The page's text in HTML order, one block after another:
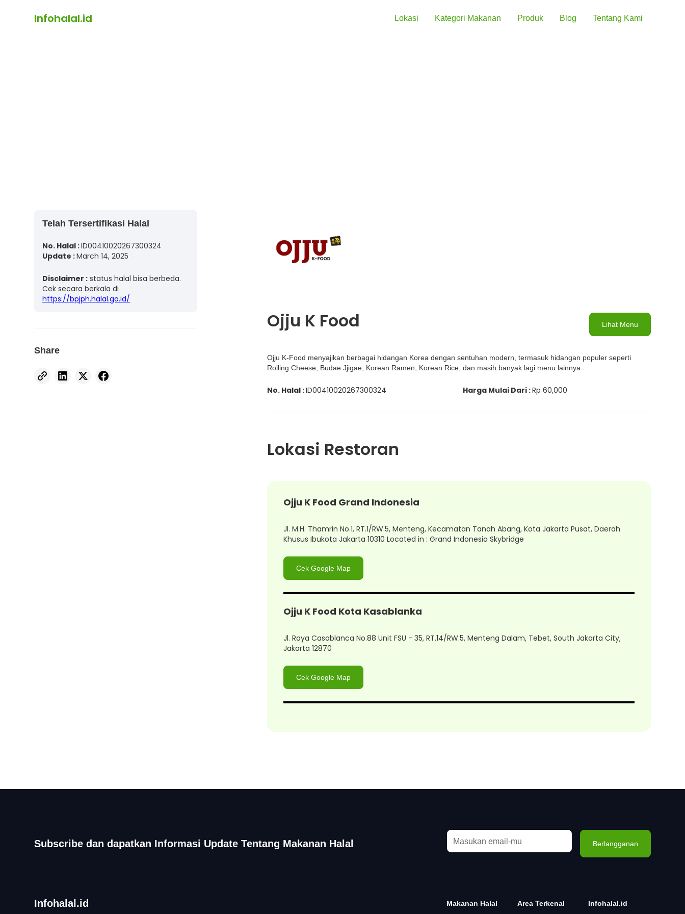
Infohalal.id Lokasi Kategori Makanan Produk Blog Tentang Kami
Telah Tersertifikasi Halal
No. Halal :ID00410020267300324
Update :March 14, 2025
Disclaimer : status halal bisa berbeda.
Cek secara berkala di
https://bpjph.halal.go.id/
Share
Ojju K Food Lihat Menu
Ojju K-Food menyajikan berbagai hidangan Korea dengan sentuhan modern, termasuk hidangan populer seperti
Rolling Cheese, Budae Jjigae, Korean Ramen, Korean Rice, dan masih banyak lagi menu lainnya
No. Halal :ID00410020267300324 Harga Mulai Dari :Rp 60,000
Lokasi Restoran
Ojju K Food Grand Indonesia
Jl. M.H. Thamrin No.1, RT.1/RW.5, Menteng, Kecamatan Tanah Abang, Kota Jakarta Pusat, Daerah
Khusus Ibukota Jakarta 10310 Located in : Grand Indonesia Skybridge
Cek Google Map
Ojju K Food Kota Kasablanka
Jl. Raya Casablanca No.88 Unit FSU - 35, RT.14/RW.5, Menteng Dalam, Tebet, South Jakarta City,
Jakarta 12870
Cek Google Map
Subscribe dan dapatkan Informasi Update Tentang Makanan Halal
Infohalal.id Makanan Halal Area Terkenal Infohalal.id